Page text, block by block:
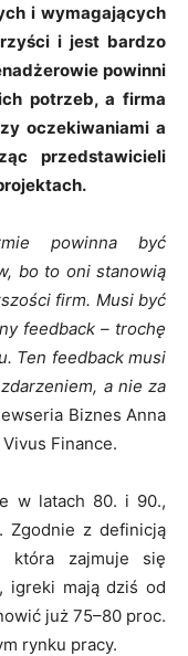
i wymagających
i jest bardzo
powinni
potrzeb, a firma
oczekiwaniami a
przedstawicieli
powinna być
bo to oni stanowią
firm. Musi być
feedback – trochę
Ten feedback musi
a nie za
Biznes Anna
Finance.
w latach 80. i 90.,
Zgodnie z definicją
która zajmuje się
igreki mają dziś od
już 75–80 proc.
rynku pracy.